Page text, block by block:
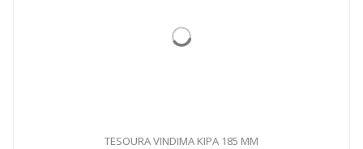
TESOURA VINDIMA KIPA 185 MM